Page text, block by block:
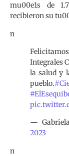
mu00e1s de
recibieron su
n
Integrales
la salud y
pueblo.
—
2023
n